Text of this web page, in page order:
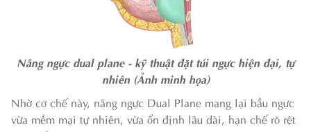
Nâng ngực dual plane - kỹ thuật đặt túi ngực hiện đại, tự
nhiên (Ảnh minh họa)
Nhờ cơ chế này, nâng ngực Dual Plane mang lại bầu ngực
vừa mềm mại tự nhiên, vừa ổn định lâu dài, hạn chế rõ rệt